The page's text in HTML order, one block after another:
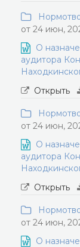
от 24 июн,
О
аудитора
Открыть
от 24 июн,
О
аудитора
Открыть
от 24 июн,
О